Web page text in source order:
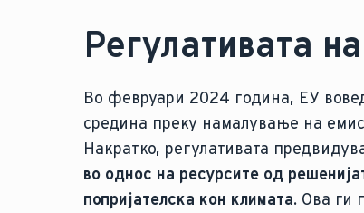
Регулативата
Во февруари 2024 година, ЕУ
средина преку намалување на
Накратко, регулативата
во однос на ресурсите од
попријателска кон климата. Ова ги